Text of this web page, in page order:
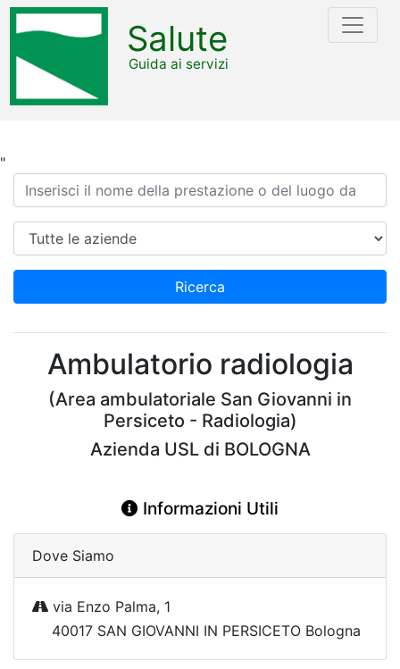
"
Salute
Guida ai servizi
Ricerca
Azienda
Ricerca
Ambulatorio radiologia
(Area ambulatoriale San Giovanni in
Persiceto - Radiologia)
Azienda USL di BOLOGNA
Informazioni Utili
Dove Siamo
via Enzo Palma, 1
40017 SAN GIOVANNI IN PERSICETO Bologna